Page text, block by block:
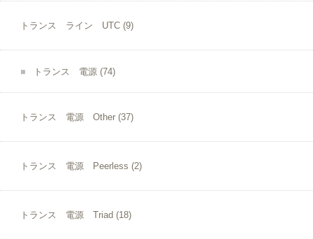
トランス ライン UTC (9)
トランス 電源 (74)
トランス 電源 Other (37)
トランス 電源 Peerless (2)
トランス 電源 Triad (18)